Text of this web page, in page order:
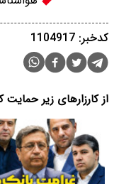
کدخبر: 1104917
از کارزارهای زیر حمایت